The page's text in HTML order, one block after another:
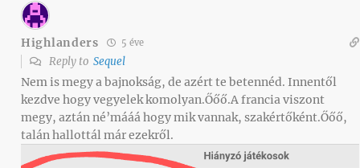
Highlanders 5 éve
Reply to Sequel
Nem is megy a bajnokság, de azért te betennéd. Innentől
kezdve hogy vegyelek komolyan.Őőő.A francia viszont
megy, aztán né’mááá hogy mik vannak, szakértőként.Őőő,
talán hallottál már ezekről.